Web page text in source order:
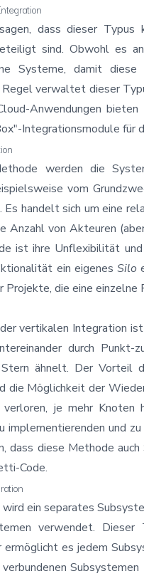
dass dieser
sind. Obwohl es
Systeme, damit diese
Regel verwaltet dieser
Anwendungen
Integrationsmodule für
werden die
vom
Es handelt sich um eine
Anzahl von Akteuren
ist ihre Unflexibilität
ein eigenes Silo
die eine einzelne
vertikalen Integration
durch Punkt-
ähnelt. Der Vorteil
die Möglichkeit der
verloren, je mehr Knoten
implementierenden und
dass diese Methode
Code.
wird ein separates
verwendet.
ermöglicht es jedem